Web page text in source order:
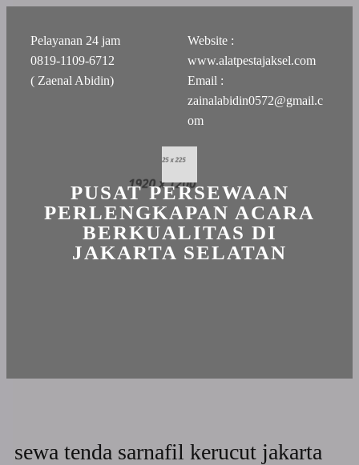
Pelayanan 24 jam
0819-1109-6712
( Zaenal Abidin)
Website :
www.alatpestajaksel.com
Email :
zainalabidin0572@gmail.c
om
PUSAT PERSEWAAN
PERLENGKAPAN ACARA
BERKUALITAS DI
JAKARTA SELATAN
sewa tenda sarnafil kerucut jakarta